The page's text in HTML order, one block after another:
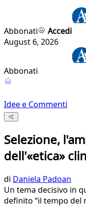
Abbonati
Accedi
August 6, 2026
Abbonati
Idee e Commenti
Selezione,
dell'«etica»
di Daniela Padoan
Un tema decisivo in
definito “il tempo del